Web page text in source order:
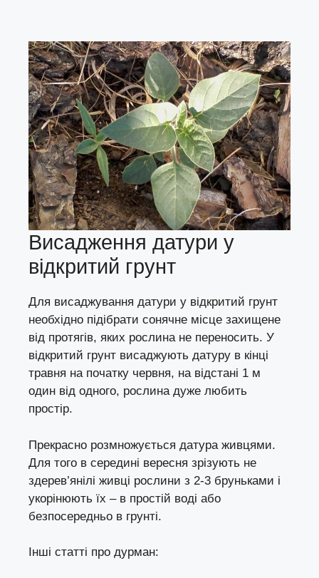
Висадження датури у
відкритий грунт
Для висаджування датури у відкритий грунт
необхідно підібрати сонячне місце захищене
від протягів, яких рослина не переносить. У
відкритий грунт висаджують датуру в кінці
травня на початку червня, на відстані 1 м
один від одного, рослина дуже любить
простір.
Прекрасно розмножується датура живцями.
Для того в середині вересня зрізують не
здерев’янілі живці рослини з 2-3 бруньками і
укорінюють їх – в простій воді або
безпосередньо в грунті.
Інші статті про дурман: